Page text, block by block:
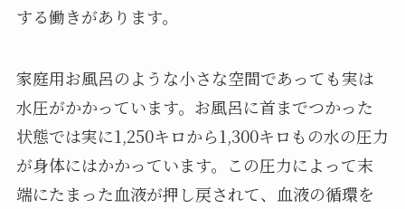
する働きがあります。
家庭用お風呂のような小さな空間であっても実は
水圧がかかっています。お風呂に首までつかった
状態では実に1,250キロから1,300キロもの水の圧力
が身体にはかかっています。この圧力によって末
端にたまった血液が押し戻されて、血液の循環を